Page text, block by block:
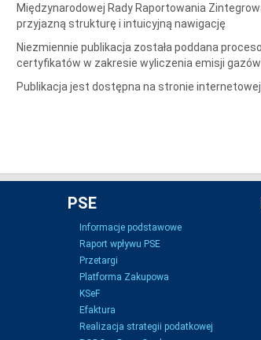
Międzynarodowej Rady Raportowania
przyjazną strukturę i intuicyjną nawigację
Niezmiennie publikacja została poddana
certyfikatów w zakresie wyliczenia emisji
Publikacja jest dostępna na stronie
PSE
Informacje podstawowe
Raport wpływu PSE
Przetargi
Platforma Zakupowa
KSeF
Efaktura
Realizacja strategii podatkowej